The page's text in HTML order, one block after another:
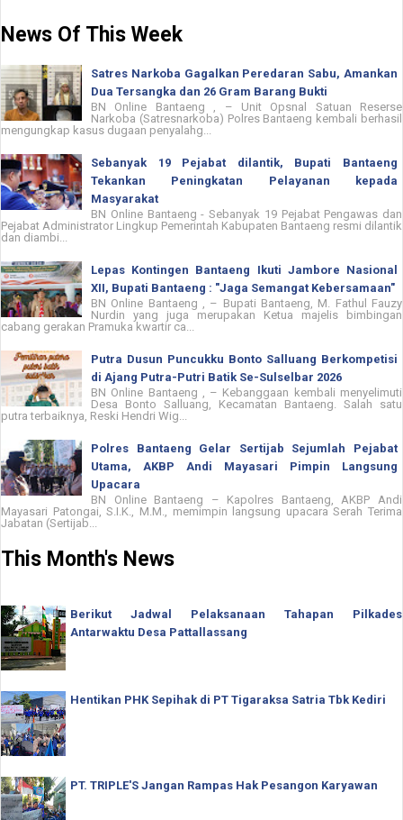
News Of This Week
Satres Narkoba Gagalkan Peredaran Sabu, Amankan
Dua Tersangka dan 26 Gram Barang Bukti
BN Online Bantaeng , – Unit Opsnal Satuan Reserse
Narkoba (Satresnarkoba) Polres Bantaeng kembali berhasil
mengungkap kasus dugaan penyalahg...
Sebanyak 19 Pejabat dilantik, Bupati Bantaeng
Tekankan Peningkatan Pelayanan kepada
Masyarakat
BN Online Bantaeng - Sebanyak 19 Pejabat Pengawas dan
Pejabat Administrator Lingkup Pemerintah Kabupaten Bantaeng resmi dilantik
dan diambi...
Lepas Kontingen Bantaeng Ikuti Jambore Nasional
XII, Bupati Bantaeng : "Jaga Semangat Kebersamaan"
BN Online Bantaeng , – Bupati Bantaeng, M. Fathul Fauzy
Nurdin yang juga merupakan Ketua majelis bimbingan
cabang gerakan Pramuka kwartir ca...
Putra Dusun Puncukku Bonto Salluang Berkompetisi
di Ajang Putra-Putri Batik Se-Sulselbar 2026
BN Online Bantaeng , – Kebanggaan kembali menyelimuti
Desa Bonto Salluang, Kecamatan Bantaeng. Salah satu
putra terbaiknya, Reski Hendri Wig...
Polres Bantaeng Gelar Sertijab Sejumlah Pejabat
Utama, AKBP Andi Mayasari Pimpin Langsung
Upacara
BN Online Bantaeng – Kapolres Bantaeng, AKBP Andi
Mayasari Patongai, S.I.K., M.M., memimpin langsung upacara Serah Terima
Jabatan (Sertijab...
This Month's News
Berikut Jadwal Pelaksanaan Tahapan Pilkades
Antarwaktu Desa Pattallassang
Hentikan PHK Sepihak di PT Tigaraksa Satria Tbk Kediri
PT. TRIPLE'S Jangan Rampas Hak Pesangon Karyawan